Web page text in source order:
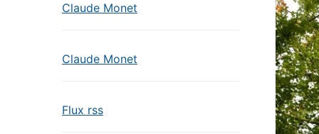
Claude Monet
Claude Monet
Flux rss